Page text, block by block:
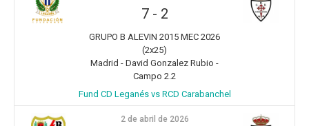
7- 2
GRUPO B ALEVIN 2015 MEC 2026
(2x25)
Madrid - David Gonzalez Rubio -
Campo 2.2
Fund CD Leganés vs RCD Carabanchel
2 de abril de 2026